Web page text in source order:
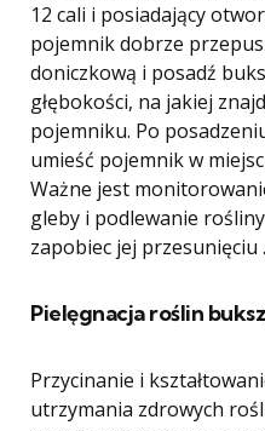
12 cali i posiadający
pojemnik dobrze
doniczkową i posadź
głębokości, na jakiej
pojemniku. Po
umieść pojemnik w
Ważne jest
gleby i podlewanie
zapobiec jej przesunięciu .
Pielęgnacja roślin
Przycinanie i
utrzymania zdrowych